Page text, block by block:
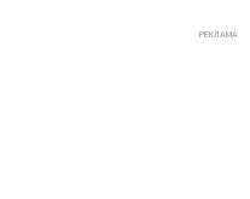
РЕКЛАМА